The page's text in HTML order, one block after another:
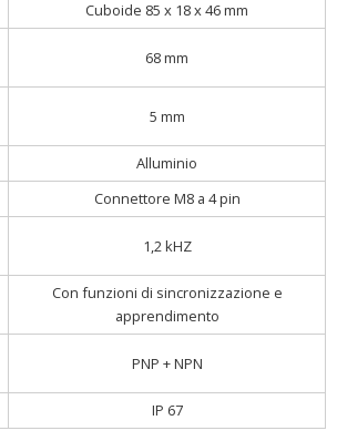
Cuboide 85 x 18 x 46 mm
68 mm
5 mm
Alluminio
Connettore M8 a 4 pin
1,2 kHZ
Con funzioni di sincronizzazione e
apprendimento
PNP + NPN
IP 67